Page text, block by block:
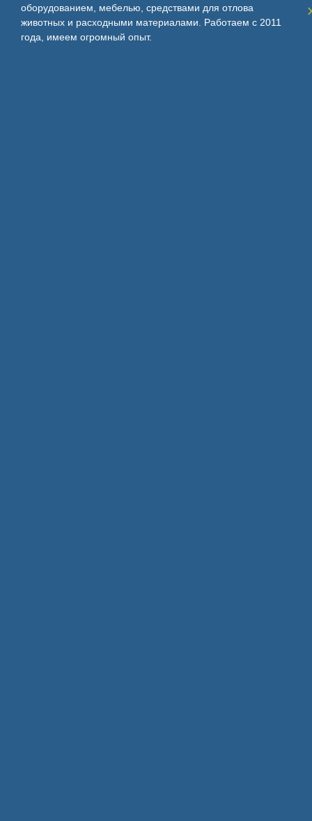
оборудованием, мебелью, средствами для отлова
животных и расходными материалами. Работаем с 2011
года, имеем огромный опыт.